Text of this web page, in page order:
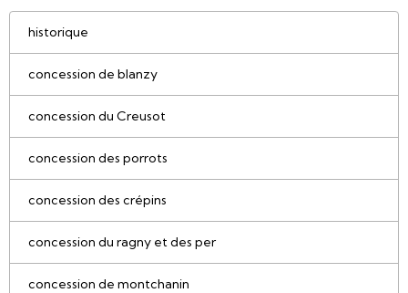
historique
concession de blanzy
concession du Creusot
concession des porrots
concession des crépins
concession du ragny et des per
concession de montchanin